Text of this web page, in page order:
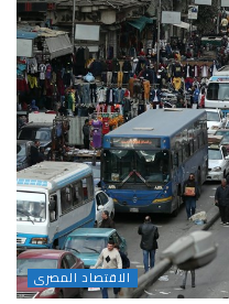
الاقتصاد المصرى